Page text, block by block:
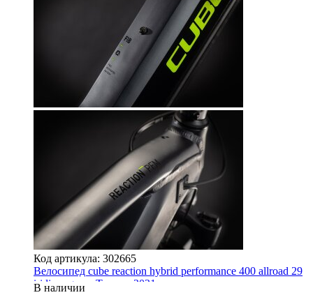
Код артикула: 302665
Велосипед cube reaction hybrid performance 400 allroad 29
iridium-green Trapeze 2021
В наличии